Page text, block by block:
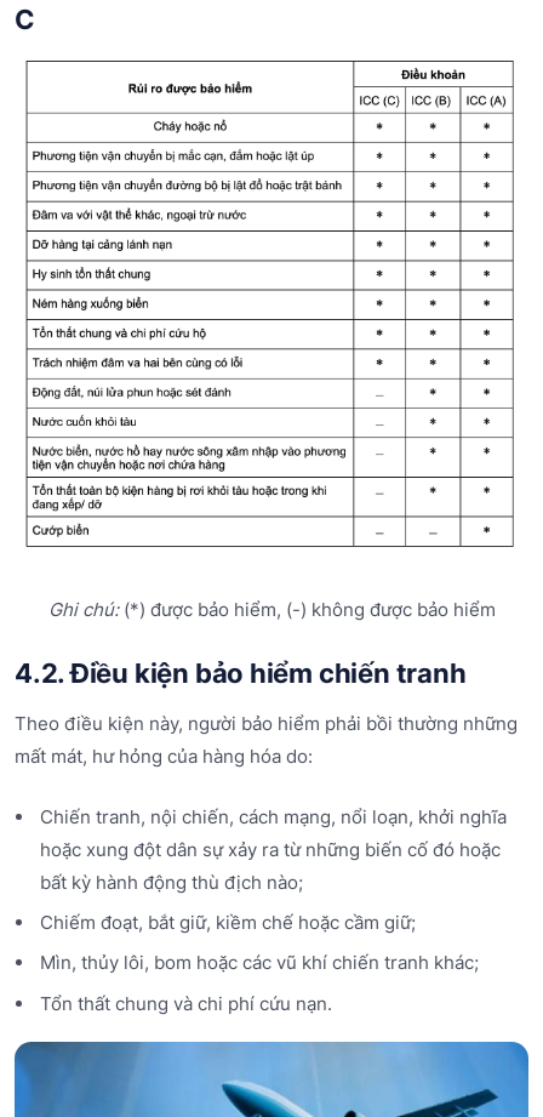
C
Ghi chú:(*) được bảo hiểm, (-) không được bảo hiểm
4.2. Điều kiện bảo hiểm chiến tranh
Theo điều kiện này, người bảo hiểm phải bồi thường những
mất mát, hư hỏng của hàng hóa do:
Chiến tranh, nội chiến, cách mạng, nổi loạn, khởi nghĩa
hoặc xung đột dân sự xảy ra từ những biến cố đó hoặc
bất kỳ hành động thù địch nào;
Chiếm đoạt, bắt giữ, kiềm chế hoặc cầm giữ;
Mìn, thủy lôi, bom hoặc các vũ khí chiến tranh khác;
Tổn thất chung và chi phí cứu nạn.